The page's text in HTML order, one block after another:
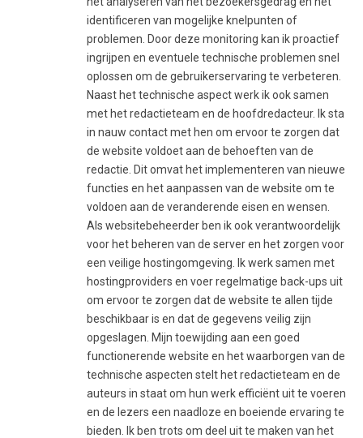
identificeren van mogelijke knelpunten of
problemen. Door deze monitoring kan ik proactief
ingrijpen en eventuele technische problemen snel
oplossen om de gebruikerservaring te verbeteren.
Naast het technische aspect werk ik ook samen
met het redactieteam en de hoofdredacteur. Ik sta
in nauw contact met hen om ervoor te zorgen dat
de website voldoet aan de behoeften van de
redactie. Dit omvat het implementeren van nieuwe
functies en het aanpassen van de website om te
voldoen aan de veranderende eisen en wensen.
Als websitebeheerder ben ik ook verantwoordelijk
voor het beheren van de server en het zorgen voor
een veilige hostingomgeving. Ik werk samen met
hostingproviders en voer regelmatige back-ups uit
om ervoor te zorgen dat de website te allen tijde
beschikbaar is en dat de gegevens veilig zijn
opgeslagen. Mijn toewijding aan een goed
functionerende website en het waarborgen van de
technische aspecten stelt het redactieteam en de
auteurs in staat om hun werk efficiënt uit te voeren
en de lezers een naadloze en boeiende ervaring te
bieden. Ik ben trots om deel uit te maken van het